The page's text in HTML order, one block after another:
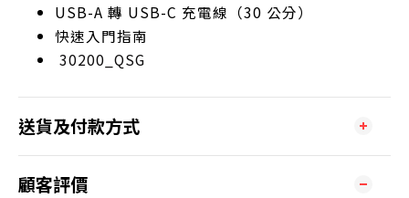
USB-A 轉 USB-C 充電線（30 公分）
快速入門指南
30200_QSG
送貨及付款方式
顧客評價